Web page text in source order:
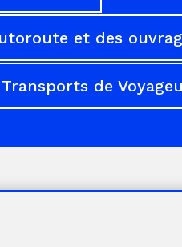
et des
Transports de